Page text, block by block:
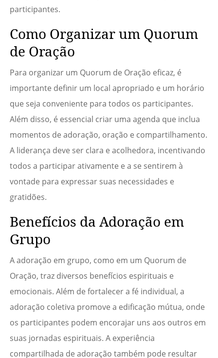
participantes.
Como Organizar um Quorum
de Oração
Para organizar um Quorum de Oração eficaz, é
importante definir um local apropriado e um horário
que seja conveniente para todos os participantes.
Além disso, é essencial criar uma agenda que inclua
momentos de adoração, oração e compartilhamento.
A liderança deve ser clara e acolhedora, incentivando
todos a participar ativamente e a se sentirem à
vontade para expressar suas necessidades e
gratidões.
Benefícios da Adoração em
Grupo
A adoração em grupo, como em um Quorum de
Oração, traz diversos benefícios espirituais e
emocionais. Além de fortalecer a fé individual, a
adoração coletiva promove a edificação mútua, onde
os participantes podem encorajar uns aos outros em
suas jornadas espirituais. A experiência
compartilhada de adoração também pode resultar